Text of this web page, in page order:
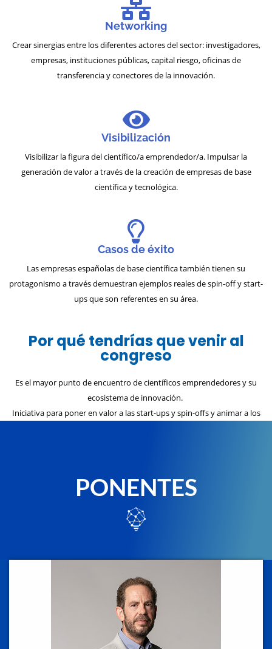
Por qué tendrías que venir al
congreso
Es el mayor punto de encuentro de científicos emprendedores y su
ecosistema de innovación.
Iniciativa para poner en valor a las start-ups y spin-offs y animar a los
Visibilización
Visibilizar la figura del científico/a emprendedor/a. Impulsar la
generación de valor a través de la creación de empresas de base
científica y tecnológica.
Casos de éxito
Las empresas españolas de base científica también tienen su
protagonismo a través demuestran ejemplos reales de spin-off y start-
ups que son referentes en su área.
Networking
Crear sinergias entre los diferentes actores del sector: investigadores,
empresas, instituciones públicas, capital riesgo, oficinas de
transferencia y conectores de la innovación.
PONENTES